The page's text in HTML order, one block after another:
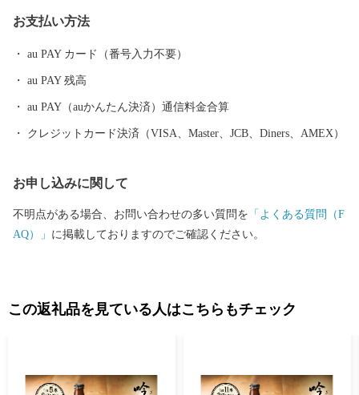
お支払い方法
au PAY カード（番号入力不要）
au PAY 残高
au PAY（auかんたん決済）通信料金合算
クレジットカード決済（VISA、Master、JCB、Diners、AMEX）
お申し込みに関して
不明点がある場合、お問い合わせの多い質問を 「よくある質問（F
AQ）」 に掲載しておりますのでご確認ください。
この返礼品を見ている人はこちらもチェック